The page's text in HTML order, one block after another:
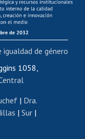
1058,
| Dra.
| Sur |
de género